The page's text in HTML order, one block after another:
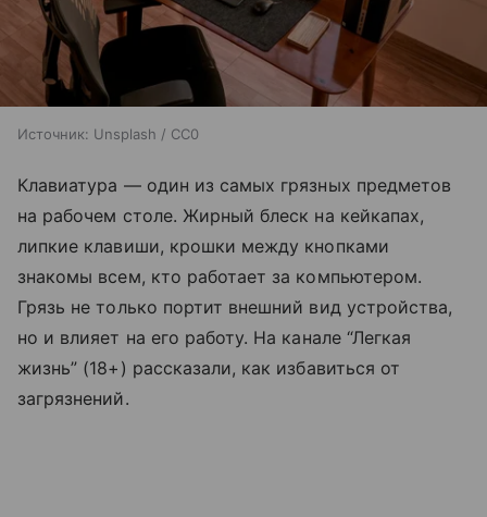
Источник: Unsplash / CC0
Клавиатура — один из самых грязных предметов
на рабочем столе. Жирный блеск на кейкапах,
липкие клавиши, крошки между кнопками
знакомы всем, кто работает за компьютером.
Грязь не только портит внешний вид устройства,
но и влияет на его работу. На канале “Легкая
жизнь” (18+) рассказали, как избавиться от
загрязнений.